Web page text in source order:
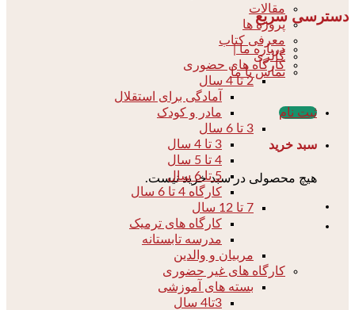
مقالات
پروژه ها
معرفی کتاب
گالری
تماس با ما
ثبت نام
سبد خرید
هیچ محصولی در سبد خرید نیست.
دسترسی سریع
درباره ما |
کارگاه های حضوری
2 تا 4 سال
آمادگی برای استقلال
مادر و کودک
3 تا 6 سال
3 تا 4 سال
4 تا 5 سال
5 تا 6 سال
کارگاه 4 تا 6 سال
7 تا 12 سال
کارگاه های ترمیک
مدرسه تابستانه
مربیان و والدین
کارگاه های غیر حضوری
بسته های آموزشی
3تا4 سال